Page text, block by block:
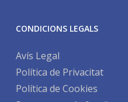
CONDICIONS LEGALS
Avís Legal
Política de Privacitat
Política de Cookies